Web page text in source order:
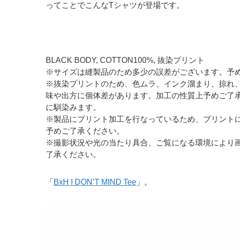
ってことでこんなTシャツが登場です。
BLACK BODY, COTTON100%, 抜染プリント
※サイズは縫製品のため多少の誤差がございます。予
※抜染プリントのため、色ムラ、インク溜まり、掠れ
味や出方に個体差があります。加工の性質上予めご了
に馴染みます。
※製品にプリント加工を行なっているため、プリント
予めご了承ください。
※撮影状況や光の当たり具合、ご覧になる環境により
了承ください。
「 BxH I DON’T MIND Tee」。